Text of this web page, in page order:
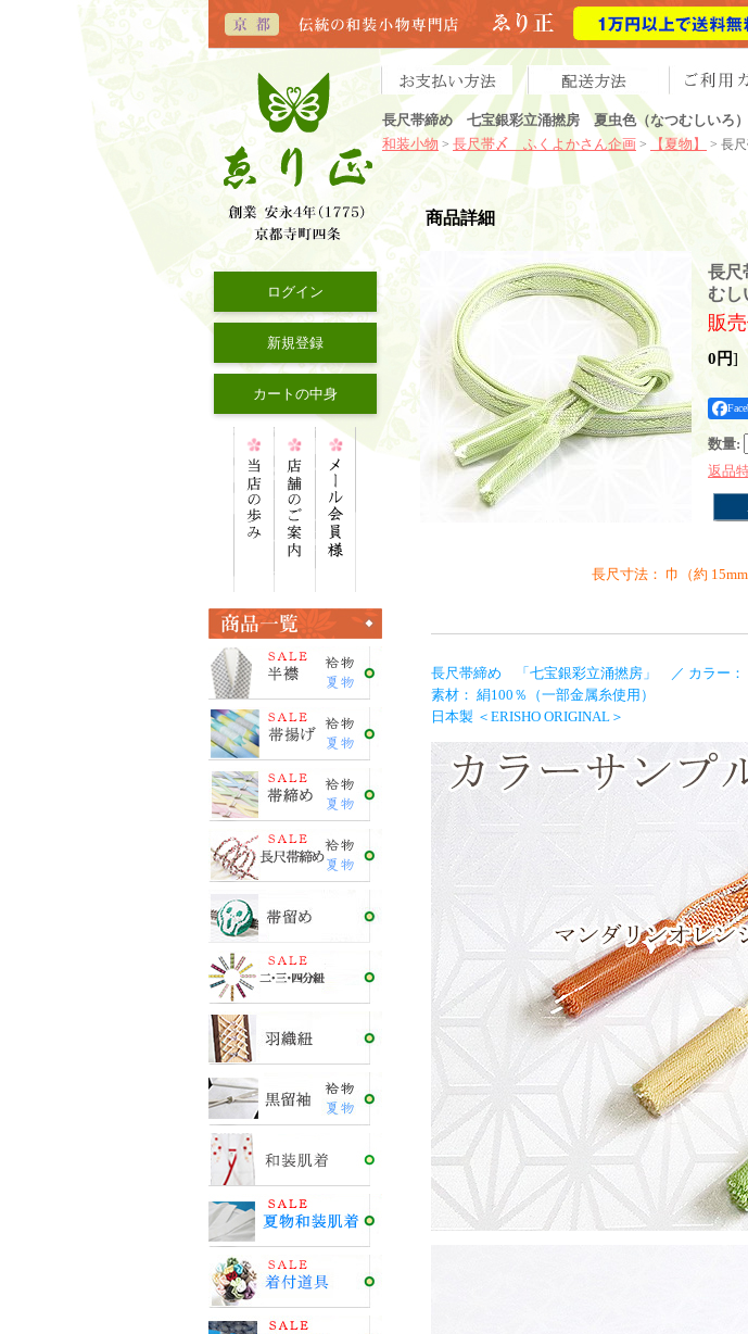
長尺帯締め 七宝銀彩立涌撚房 夏虫色（なつむしいろ）
和装小物 > 長尺帯〆 ふくよかさん企画 > 【夏物】 > 長
ログイン
新規登録
カートの中身
商品詳細
長
むし
販
0円]
数量:
返品
長尺寸法： 巾（約
長尺帯締め 「七宝銀彩立涌撚房」 ／ カラー：
素材： 絹100％（一部金属糸使用）
日本製 ＜ERISHO ORIGINAL＞